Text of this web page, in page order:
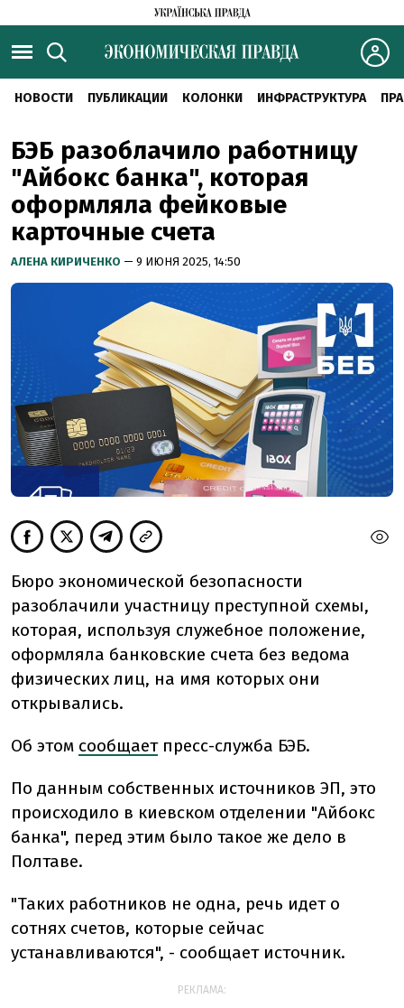
НОВОСТИ ПУБЛИКАЦИИ КОЛОНКИ ИНФРАСТРУКТУРА
БЭБ разоблачило работницу
"Айбокс банка", которая
оформляла фейковые
карточные счета
АЛЕНА КИРИЧЕНКО — 9 ИЮНЯ 2025, 14:50
Бюро экономической безопасности
разоблачили участницу преступной схемы,
которая, используя служебное положение,
оформляла банковские счета без ведома
физических лиц, на имя которых они
открывались.
Об этом сообщаетпресс-служба БЭБ.
По данным собственных источников ЭП, это
происходило в киевском отделении "Айбокс
банка", перед этим было такое же дело в
Полтаве.
"Таких работников не одна, речь идет о
сотнях счетов, которые сейчас
устанавливаются", - сообщает источник.
РЕКЛАМА: